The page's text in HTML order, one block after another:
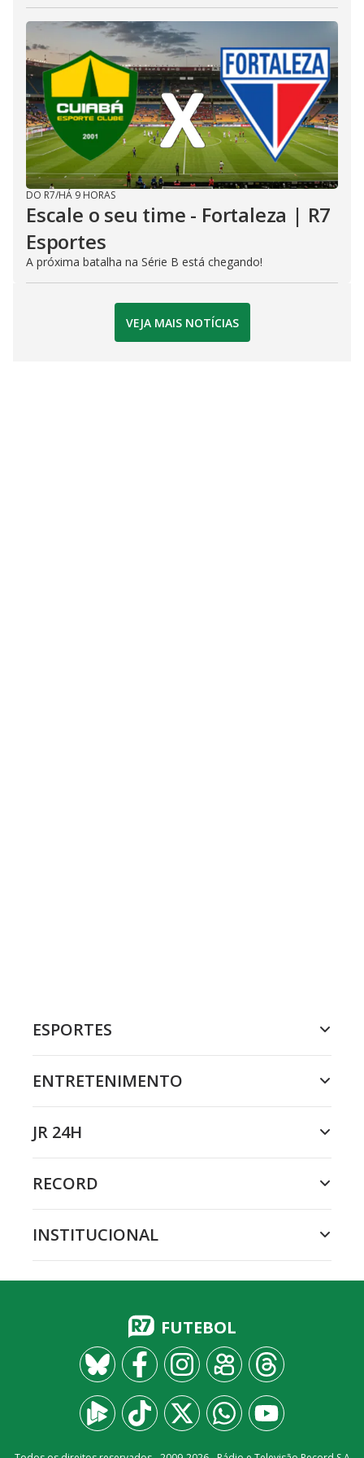
DO R7/HÁ 9 HORAS
Escale o seu time - Fortaleza | R7
Esportes
A próxima batalha na Série B está chegando!
VEJA MAIS NOTÍCIAS
ESPORTES
ENTRETENIMENTO
JR 24H
RECORD
INSTITUCIONAL
FUTEBOL